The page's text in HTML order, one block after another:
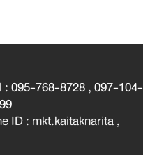
:095-768-8728,097-104-
ID : mkt.kaitaknarita ,